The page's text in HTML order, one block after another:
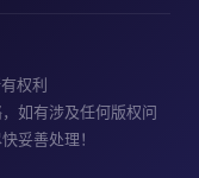
权利
如有涉及任何版权问
妥善处理！